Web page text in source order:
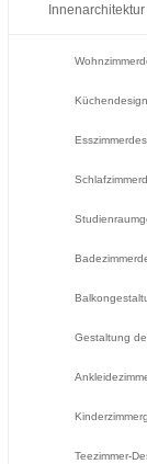
Innenarchitektur
Küchendesign
Gestaltung
Teezimmer-